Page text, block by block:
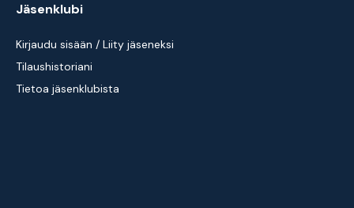
Jäsenklubi
Kirjaudu sisään / Liity jäseneksi
Tilaushistoriani
Tietoa jäsenklubista